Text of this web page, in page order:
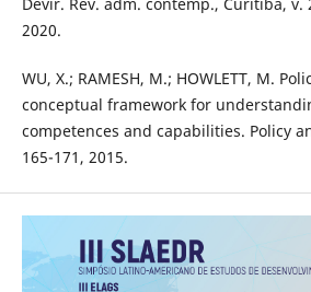
2020.
WU, X.; RAMESH, M.; HOWLETT, M.
conceptual framework for
competences and capabilities. Policy
165-171, 2015.